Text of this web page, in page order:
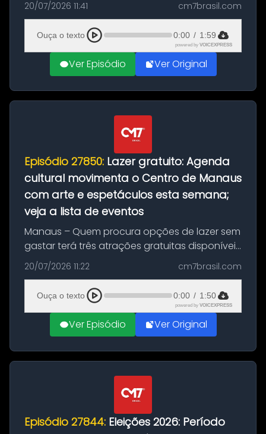
BR-174, na zona rural de Manaus. Um passeio
com destino a um típico café regio...
20/07/2026 11:41 cm7brasil.com
Ouça o texto 0:00 / 1:59
powered by VOICEXPRESS
Ver Episódio Ver Original
Episódio 27850: Lazer gratuito: Agenda
cultural movimenta o Centro de Manaus
com arte e espetáculos esta semana;
veja a lista de eventos
Manaus – Quem procura opções de lazer sem
gastar terá três atrações gratuitas disponíveis
entre esta segunda-feira (20) e quinta-feira
(23). A programação inclui uma exposição
dedicada à história das ...
20/07/2026 11:22 cm7brasil.com
Ouça o texto 0:00 / 1:50
powered by VOICEXPRESS
Ver Episódio Ver Original
Episódio 27844: Eleições 2026: Período